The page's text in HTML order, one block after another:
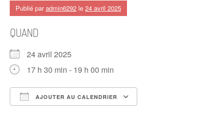
Publié paradmin6292 le 24 avril 2025
QUAND
24 avril 2025
17 h 30 min - 19 h 00 min
AJOUTER AU CALENDRIER